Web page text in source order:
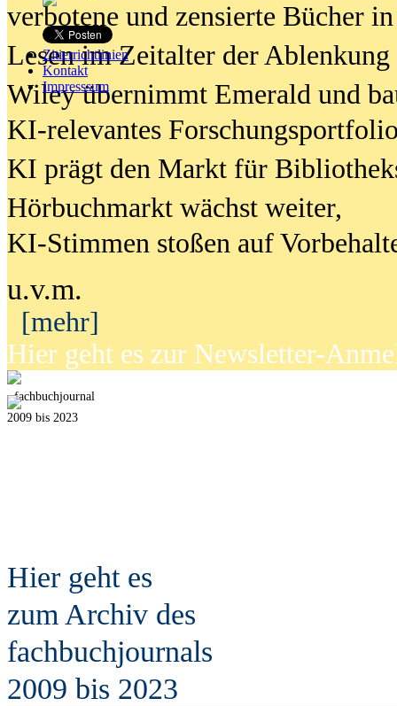
Zitierrichtlinien
Kontakt
Impresssum
verbotene und zensierte Bücher
Lesen im Zeitalter der Ablenkung
Wiley übernimmt Emerald und
KI-relevantes
KI prägt den Markt für
Hörbuchmarkt wächst weiter,
KI-Stimmen stoßen auf
u.v.m.
[mehr]
Hier geht es zur Newsletter-
fachbuchjournal
2009 bis 2023
Hier geht es
zum Archiv des
fachbuchjournals
2009 bis 2023